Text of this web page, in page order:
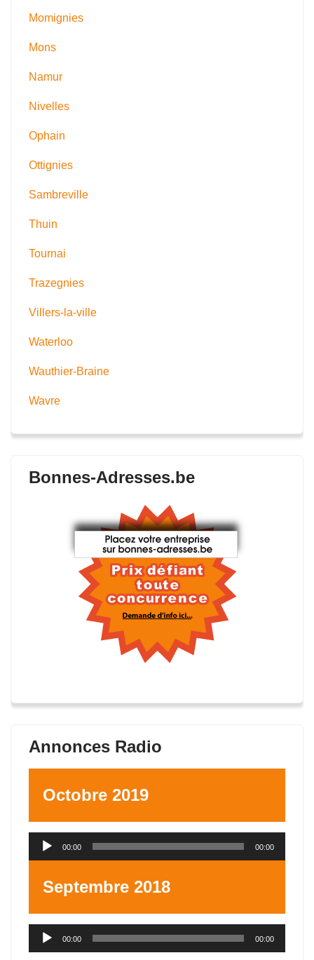
Momignies
Mons
Namur
Nivelles
Ophain
Ottignies
Sambreville
Thuin
Tournai
Trazegnies
Villers-la-ville
Waterloo
Wauthier-Braine
Wavre
Bonnes-Adresses.be
Annonces Radio
Octobre 2019
Lecteur
00:00 00:00
Septembre 2018
Lecteur
00:00 00:00